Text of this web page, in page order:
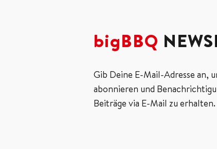
bigBBQ
Gib Deine E-Mail-Adresse an,
abonnieren und
Beiträge via E-Mail zu erhalten.